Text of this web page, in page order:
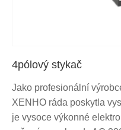
4pólový stykač
Jako profesionální
XENHO ráda poskytla
je vysoce výkonné